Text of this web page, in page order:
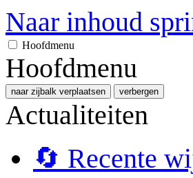
Naar inhoud
Hoofdmenu
Hoofdmenu
naar zijbalk verplaatsen verbergen
Actualiteiten
🔄 Recente